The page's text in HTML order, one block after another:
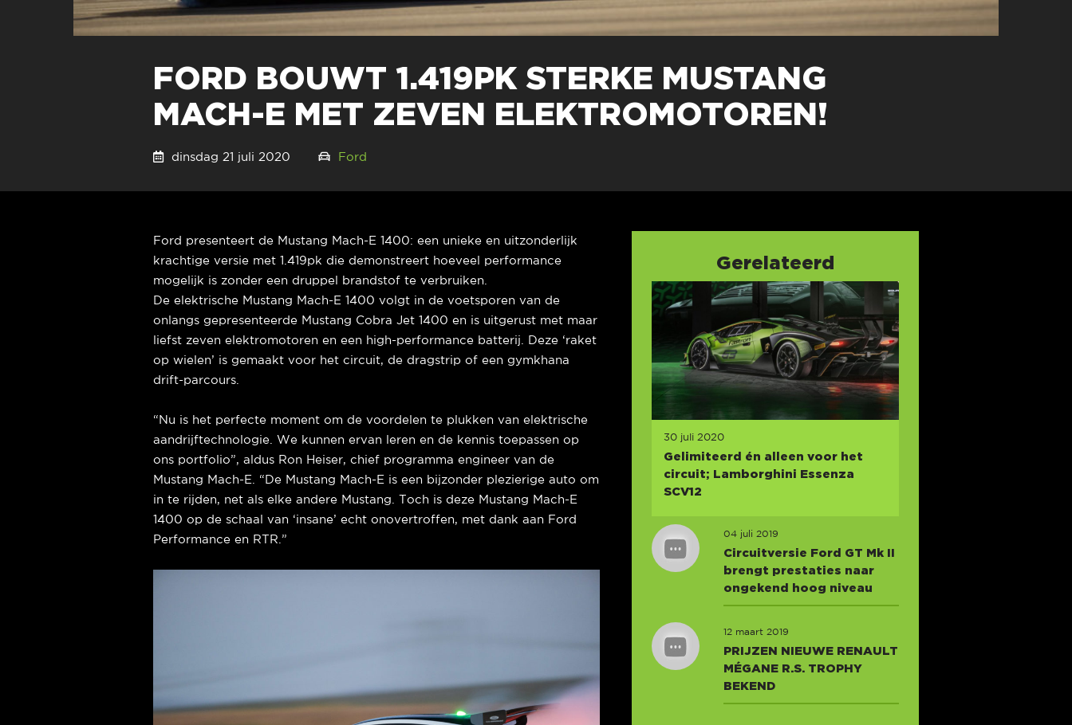
FORD BOUWT 1.419PK STERKE MUSTANG
MACH-E MET ZEVEN ELEKTROMOTOREN!
dinsdag 21 juli 2020 Ford
Ford presenteert de Mustang Mach-E 1400: een unieke en uitzonderlijk
krachtige versie met 1.419pk die demonstreert hoeveel performance
mogelijk is zonder een druppel brandstof te verbruiken.
De elektrische Mustang Mach-E 1400 volgt in de voetsporen van de
onlangs gepresenteerde Mustang Cobra Jet 1400 en is uitgerust met maar
liefst zeven elektromotoren en een high-performance batterij. Deze ‘raket
op wielen’ is gemaakt voor het circuit, de dragstrip of een gymkhana
drift-parcours.
“Nu is het perfecte moment om de voordelen te plukken van elektrische
aandrijftechnologie. We kunnen ervan leren en de kennis toepassen op
ons portfolio”, aldus Ron Heiser, chief programma engineer van de
Mustang Mach-E. “De Mustang Mach-E is een bijzonder plezierige auto om
in te rijden, net als elke andere Mustang. Toch is deze Mustang Mach-E
1400 op de schaal van ‘insane’ echt onovertroffen, met dank aan Ford
Performance en RTR.”
Gerelateerd
30 juli 2020
Gelimiteerd én alleen voor het
circuit; Lamborghini Essenza
SCV12
04 juli 2019
Circuitversie Ford GT Mk II
brengt prestaties naar
ongekend hoog niveau
12 maart 2019
PRIJZEN NIEUWE RENAULT
MÉGANE R.S. TROPHY
BEKEND